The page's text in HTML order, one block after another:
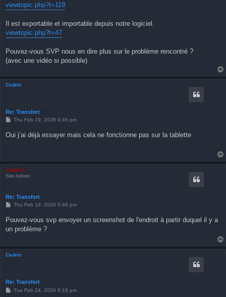
viewtopic.php?t=119
Il est exportable et importable depuis notre logiciel.
viewtopic.php?t=47
Pouvez-vous SVP nous en dire plus sur le problème rencontré ?
(avec une vidéo si possible)
Cedric
Re: Transfert
P
t
Thu Feb 19, 2026 4:46 pm
Oui j’ai déjà essayer mais cela ne fonctionne pas sur la tablette
support
Site Admin
Re: Transfert
P
t
Thu Feb 19, 2026 5:46 pm
Pouvez-vous svp envoyer un screenshot de l'endroit à partir duquel il y a
un problème ?
Cedric
Re: Transfert
PTue Feb 24, 2026 6:18 pm